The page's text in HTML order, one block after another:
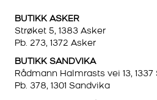
BUTIKK ASKER
Strøket 5, 1383 Asker
Pb. 273, 1372 Asker
BUTIKK SANDVIKA
Rådmann Halmrasts vei 13,
Pb. 378, 1301 Sandvika